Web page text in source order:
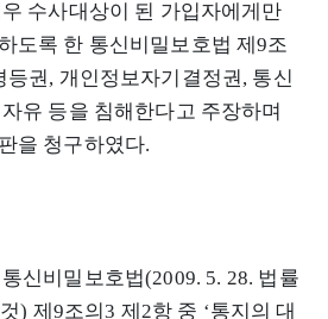
수사대상이 된 가입자에게만
도록 한 통신비밀보호법 제9조
등권, 개인정보자기결정권, 통신
유 등을 침해한다고 주장하며
을 청구하였다.
신비밀보호법(2009. 5. 28. 법률
) 제9조의3 제2항 중 ‘통지의 대